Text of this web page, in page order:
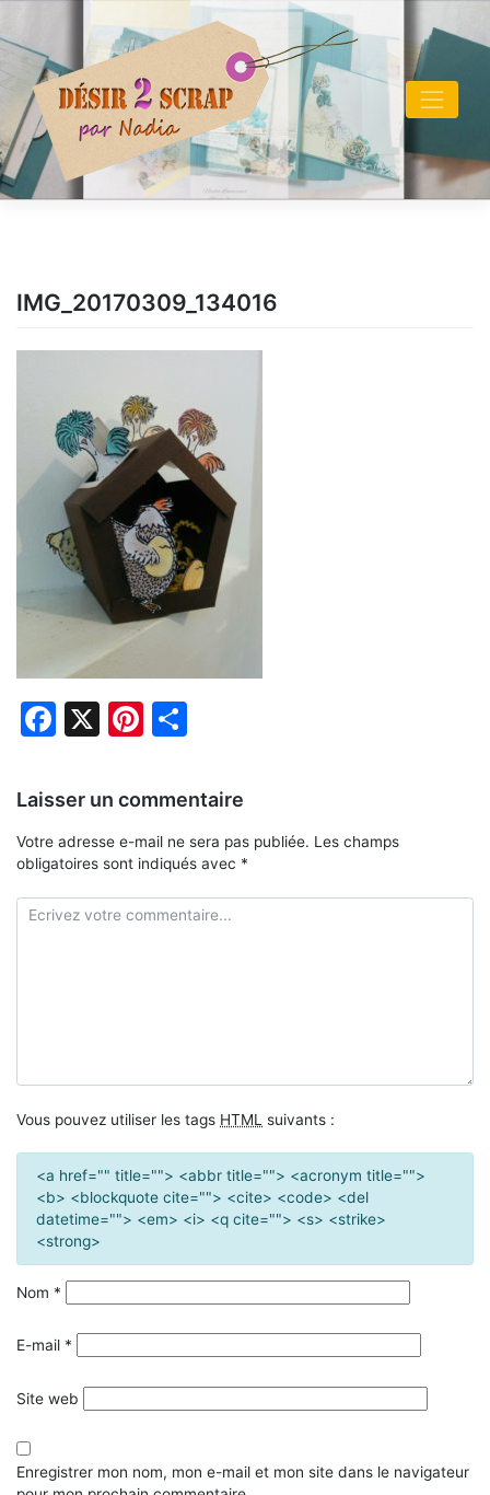
content
IMG_20170309_134016
Facebook
X Pinterest
Laisser un commentaire
Votre adresse e-mail ne sera pas publiée. Les champs
obligatoires sont indiqués avec *
Vous pouvez utiliser les tags HTML suivants :
<a href="" title=""> <abbr title=""> <acronym title="">
<b> <blockquote cite=""> <cite> <code> <del
datetime=""> <em> <i> <q cite=""> <s> <strike>
<strong>
Nom *
E-mail *
Site web
Enregistrer mon nom, mon e-mail et mon site dans le navigateur